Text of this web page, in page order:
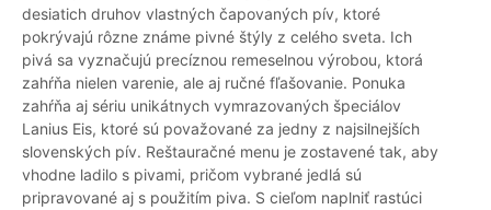
desiatich druhov vlastných čapovaných pív, ktoré
pokrývajú rôzne známe pivné štýly z celého sveta. Ich
pivá sa vyznačujú precíznou remeselnou výrobou, ktorá
zahŕňa nielen varenie, ale aj ručné fľašovanie. Ponuka
zahŕňa aj sériu unikátnych vymrazovaných špeciálov
Lanius Eis, ktoré sú považované za jedny z najsilnejších
slovenských pív. Reštauračné menu je zostavené tak, aby
vhodne ladilo s pivami, pričom vybrané jedlá sú
pripravované aj s použitím piva. S cieľom naplniť rastúci